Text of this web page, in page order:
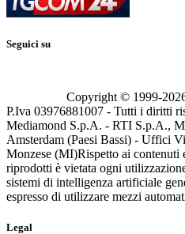
Seguici su
Copyright © 1999-
P.Iva 03976881007 - Tutti i diritti
Mediamond S.p.A. - RTI S.p.A.,
Amsterdam (Paesi Bassi) - Uffici
Monzese (MI)Rispetto ai contenuti
riprodotti è vietata ogni
sistemi di intelligenza artificiale
espresso di utilizzare mezzi
Legal